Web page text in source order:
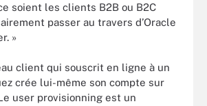
soient les clients B2B ou B2C
passer au travers d’Oracle
»
client qui souscrit en ligne à un
crée lui-même son compte sur
user provisionning est un